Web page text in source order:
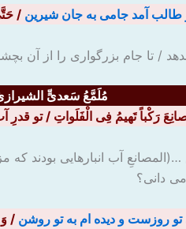
آمد جامی به جان شیرین/
/ تا جام بزرگواری را از آن
مُلَمَّعُ سَعدیٍّ
…(المصانعِ آب انبارهایی بودند
دانی؟
روزست و دیده ام به تو روشن /